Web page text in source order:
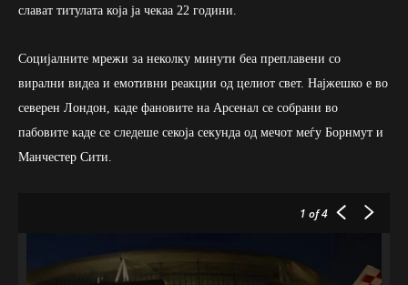
слават титулата која ја чекаа 22 години.
Социјалните мрежи за неколку минути беа преплавени со
вирални видеа и емотивни реакции од целиот свет. Најжешко е во
северен Лондон, каде фановите на Арсенал се собрани во
пабовите каде се следеше секоја секунда од мечот меѓу Борнмут и
Манчестер Сити.
1 of 4